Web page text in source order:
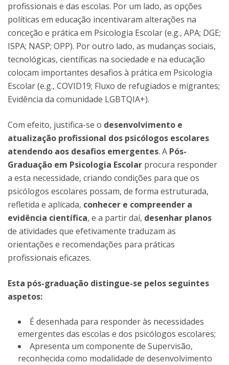
profissionais e das escolas. Por um lado, as opções
políticas em educação incentivaram alterações na
conceção e prática em Psicologia Escolar (e.g., APA; DGE;
ISPA; NASP; OPP). Por outro lado, as mudanças sociais,
tecnológicas, científicas na sociedade e na educação
colocam importantes desafios à prática em Psicologia
Escolar (e.g., COVID19; Fluxo de refugiados e migrantes;
Evidência da comunidade LGBTQIA+).
Com efeito, justifica-se o desenvolvimento e
atualização profissional dos psicólogos escolares
atendendo aos desafios emergentes. A Pós-
Graduação em Psicologia Escolar procura responder
a esta necessidade, criando condições para que os
psicólogos escolares possam, de forma estruturada,
refletida e aplicada, conhecer e compreender a
evidência científica, e a partir daí, desenhar planos
de atividades que efetivamente traduzam as
orientações e recomendações para práticas
profissionais eficazes.
Esta pós-graduação distingue-se pelos seguintes
aspetos:
É desenhada para responder às necessidades
emergentes das escolas e dos psicólogos escolares;
Apresenta um componente de Supervisão,
reconhecida como modalidade de desenvolvimento